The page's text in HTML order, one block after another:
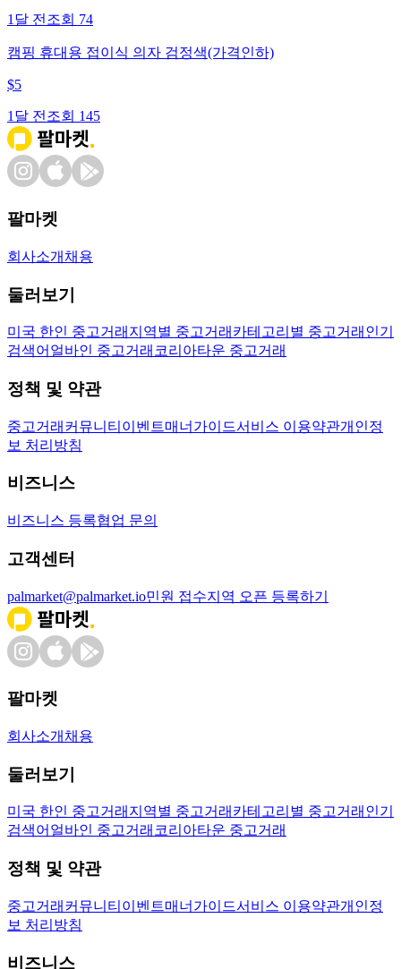
1달 전 조회 74
캠핑 휴대용 접이식 의자 검정색(가격인하)
$5
1달 전 조회 145
팔마켓
회사소개 채용
둘러보기
미국 한인 중고거래 지역별 중고거래 카테고리별 중고거래 인기
검색어 얼바인 중고거래 코리아타운 중고거래
정책 및 약관
중고거래 커뮤니티 이벤트매너가이드서비스 이용약관개인정
보 처리방침
비즈니스
비즈니스 등록협업 문의
고객센터
palmarket@palmarket.io민원 접수지역 오픈 등록하기
팔마켓
회사소개 채용
둘러보기
미국 한인 중고거래 지역별 중고거래 카테고리별 중고거래 인기
검색어 얼바인 중고거래 코리아타운 중고거래
정책 및 약관
중고거래 커뮤니티 이벤트매너가이드서비스 이용약관개인정
보 처리방침
비즈니스